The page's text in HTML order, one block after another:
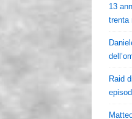
13
trenta
Raid